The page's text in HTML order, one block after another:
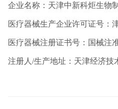
企业名称：天津中新科炬生物
医疗器械生产企业许可证号：
医疗器械注册证书号：国械注
注册人/生产地址：天津经济技